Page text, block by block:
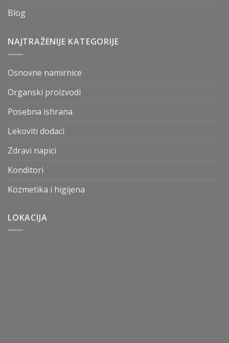
Blog
NAJTRAŽENIJE KATEGORIJE
Osnovne namirnice
Organski proizvodi
Posebna ishrana
Lekoviti dodaci
Zdravi napici
Konditori
Kozmetika i higijena
LOKACIJA